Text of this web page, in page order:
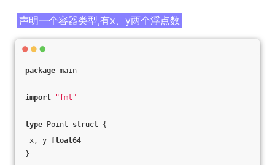
声明一个容器类型,有x、y两个浮点数
package main
import "fmt"
type Point struct {
x, y float64
}